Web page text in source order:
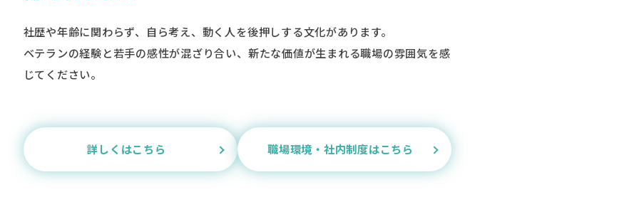
社歴や年齢に関わらず、自ら考え、動く人を後押しする文化があります。
ベテランの経験と若手の感性が混ざり合い、新たな価値が生まれる職場の雰囲気を感
じてください。
詳しくはこちら 職場環境・社内制度はこちら